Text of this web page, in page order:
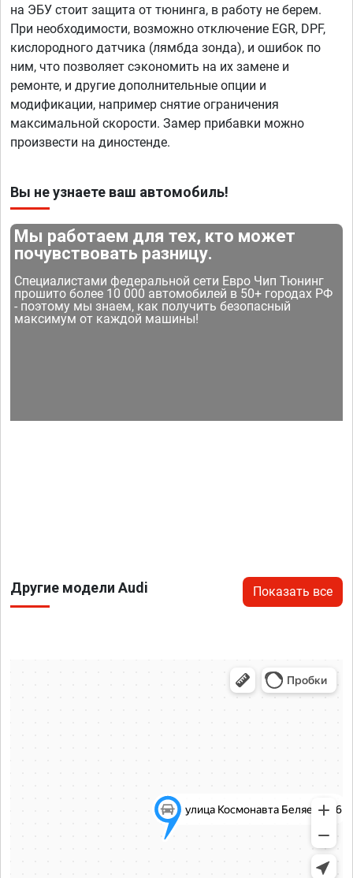
на ЭБУ стоит защита от тюнинга, в работу не берем.
При необходимости, возможно отключение EGR, DPF,
кислородного датчика (лямбда зонда), и ошибок по
ним, что позволяет сэкономить на их замене и
ремонте, и другие дополнительные опции и
модификации, например снятие ограничения
максимальной скорости. Замер прибавки можно
произвести на диностенде.
Вы не узнаете ваш автомобиль!
Мы работаем для тех, кто может
почувствовать разницу.
Специалистами федеральной сети Евро Чип Тюнинг
прошито более 10 000 автомобилей в 50+ городах РФ
- поэтому мы знаем, как получить безопасный
максимум от каждой машины!
Другие модели Audi Показать все